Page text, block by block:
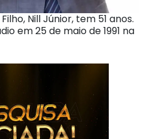
Nill Júnior, tem 51 anos.
em 25 de maio de 1991 na